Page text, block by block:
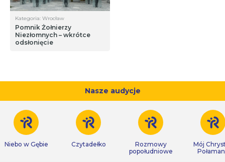
Kategoria: Wrocław
Pomnik Żołnierzy
Niezłomnych – wkrótce
odsłonięcie
Nasze audycje
Niebo w Gębie Czytadełko
Rozmowy
popołudniowe
Mój